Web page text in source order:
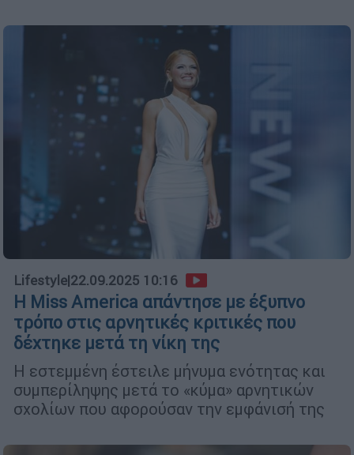
Lifestyle|22.09.2025 10:16
Η Miss America απάντησε με έξυπνο
τρόπο στις αρνητικές κριτικές που
δέχτηκε μετά τη νίκη της
Η εστεμμένη έστειλε μήνυμα ενότητας και
συμπερίληψης μετά το «κύμα» αρνητικών
σχολίων που αφορούσαν την εμφάνισή της